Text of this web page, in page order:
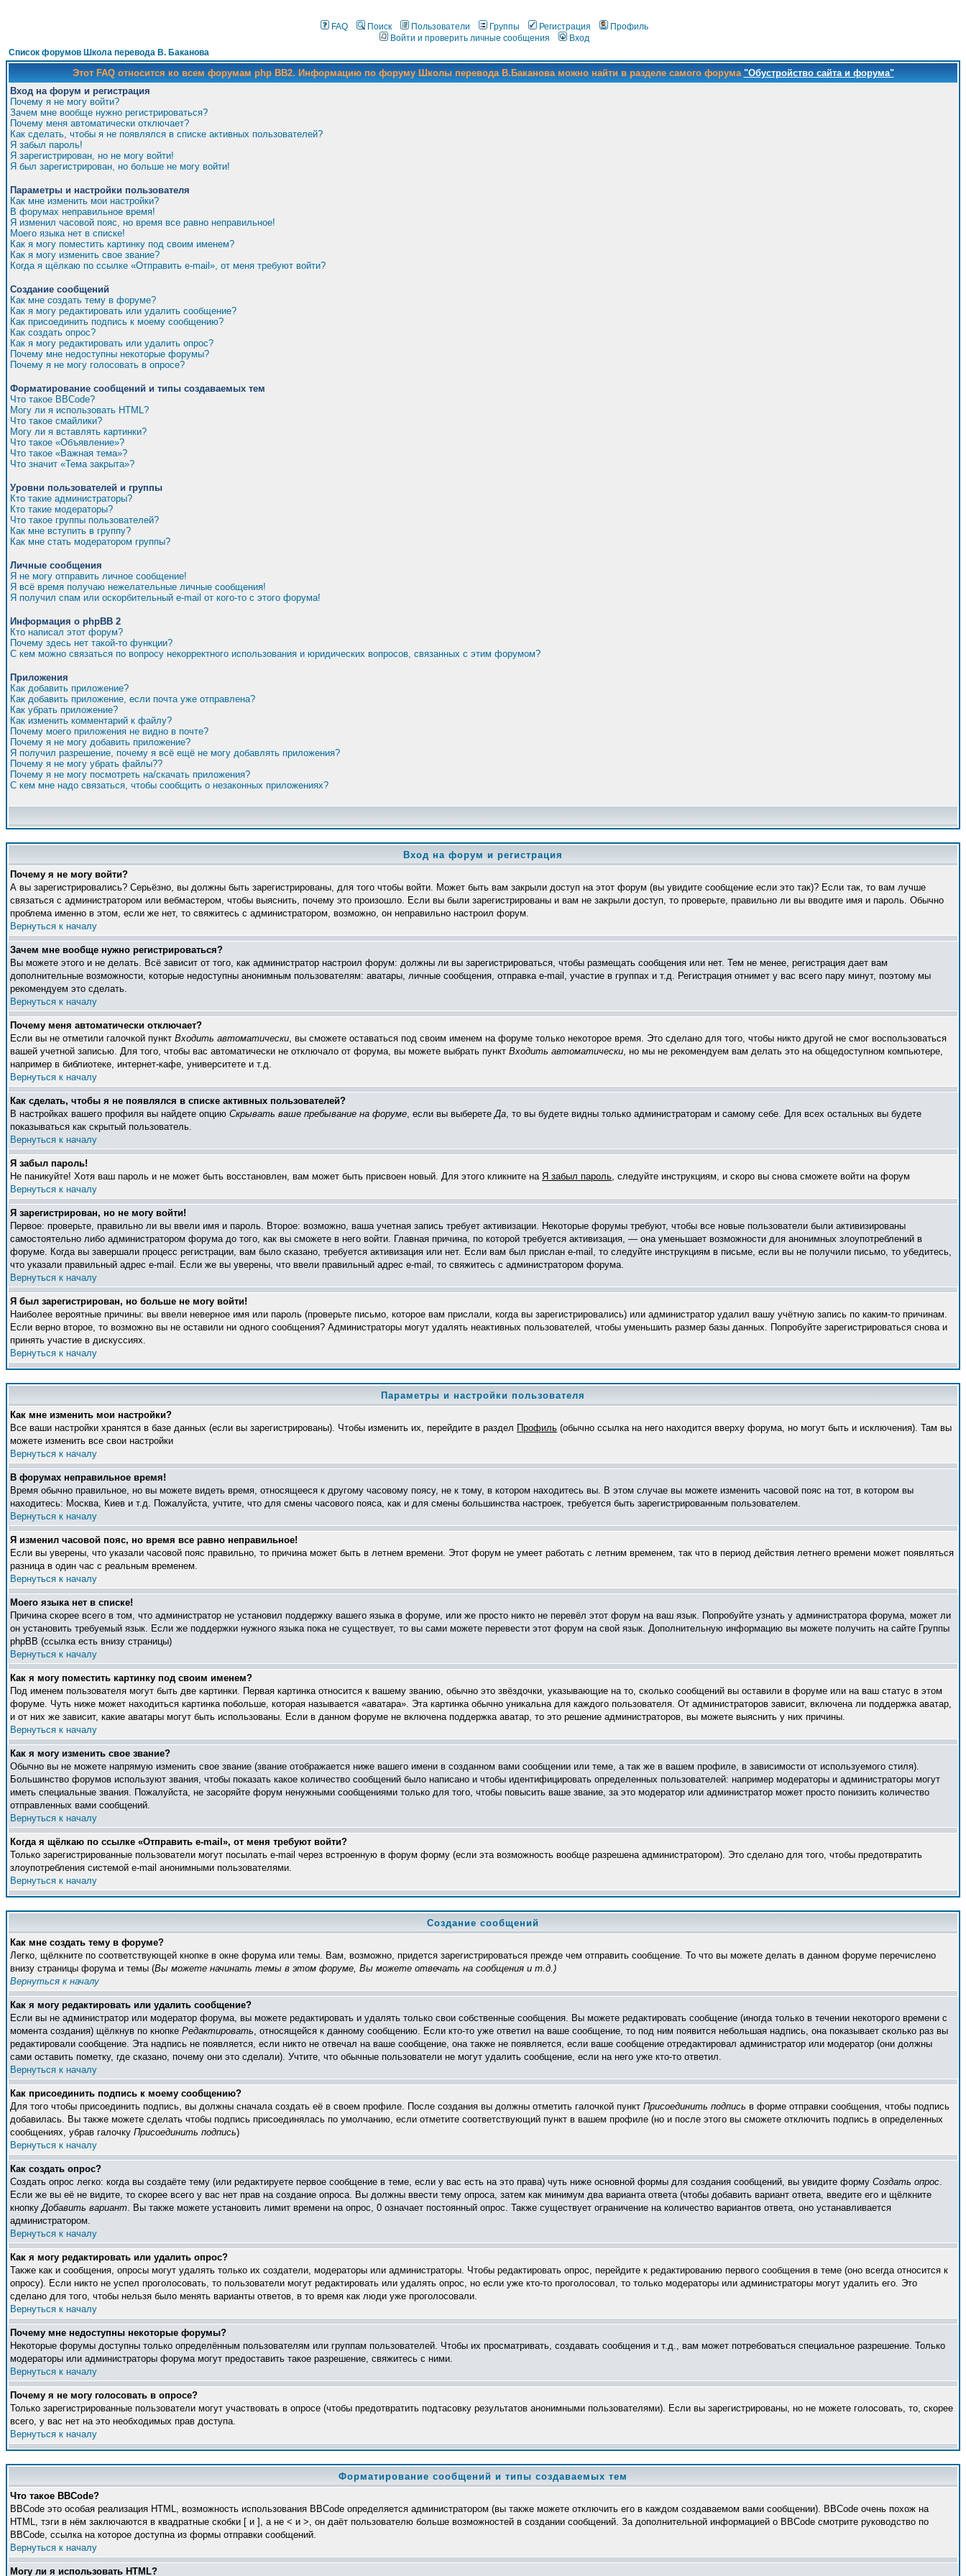
FAQ Поиск Пользователи Группы Регистрация
Профиль
Войти и проверить личные сообщения
Вход
Список форумов Школа перевода В. Баканова
Этот FAQ относится ко всем форумам php BB2. Информацию по форуму Школы перевода В.Баканова можно найти в разделе самого форума "Обустройство сайта и форума"
Вход на форум и регистрация
Почему я не могу войти?
Зачем мне вообще нужно регистрироваться?
Почему меня автоматически отключает?
Как сделать, чтобы я не появлялся в списке активных пользователей?
Я забыл пароль!
Я зарегистрирован, но не могу войти!
Я был зарегистрирован, но больше не могу войти!
Параметры и настройки пользователя
Как мне изменить мои настройки?
В форумах неправильное время!
Я изменил часовой пояс, но время все равно неправильное!
Моего языка нет в списке!
Как я могу поместить картинку под своим именем?
Как я могу изменить свое звание?
Когда я щёлкаю по ссылке «Отправить e-mail», от меня требуют войти?
Создание сообщений
Как мне создать тему в форуме?
Как я могу редактировать или удалить сообщение?
Как присоединить подпись к моему сообщению?
Как создать опрос?
Как я могу редактировать или удалить опрос?
Почему мне недоступны некоторые форумы?
Почему я не могу голосовать в опросе?
Форматирование сообщений и типы создаваемых тем
Что такое BBCode?
Могу ли я использовать HTML?
Что такое смайлики?
Могу ли я вставлять картинки?
Что такое «Объявление»?
Что такое «Важная тема»?
Что значит «Тема закрыта»?
Уровни пользователей и группы
Кто такие администраторы?
Кто такие модераторы?
Что такое группы пользователей?
Как мне вступить в группу?
Как мне стать модератором группы?
Личные сообщения
Я не могу отправить личное сообщение!
Я всё время получаю нежелательные личные сообщения!
Я получил спам или оскорбительный e-mail от кого-то с этого форума!
Информация о phpBB 2
Кто написал этот форум?
Почему здесь нет такой-то функции?
С кем можно связаться по вопросу некорректного использования и юридических вопросов, связанных с этим форумом?
Приложения
Как добавить приложение?
Как добавить приложение, если почта уже отправлена?
Как убрать приложение?
Как изменить комментарий к файлу?
Почему моего приложения не видно в почте?
Почему я не могу добавить приложение?
Я получил разрешение, почему я всё ещё не могу добавлять приложения?
Почему я не могу убрать файлы??
Почему я не могу посмотреть на/скачать приложения?
С кем мне надо связаться, чтобы сообщить о незаконных приложениях?
Вход на форум и регистрация
Почему я не могу войти?
А вы зарегистрировались? Серьёзно, вы должны быть зарегистрированы, для того чтобы войти. Может быть вам закрыли доступ на этот форум (вы увидите сообщение если это так)? Если так, то вам лучше
связаться с администратором или вебмастером, чтобы выяснить, почему это произошло. Если вы были зарегистрированы и вам не закрыли доступ, то проверьте, правильно ли вы вводите имя и пароль. Обычно
проблема именно в этом, если же нет, то свяжитесь с администратором, возможно, он неправильно настроил форум.
Вернуться к началу
Зачем мне вообще нужно регистрироваться?
Вы можете этого и не делать. Всё зависит от того, как администратор настроил форум: должны ли вы зарегистрироваться, чтобы размещать сообщения или нет. Тем не менее, регистрация дает вам
дополнительные возможности, которые недоступны анонимным пользователям: аватары, личные сообщения, отправка e-mail, участие в группах и т.д. Регистрация отнимет у вас всего пару минут, поэтому мы
рекомендуем это сделать.
Вернуться к началу
Почему меня автоматически отключает?
Если вы не отметили галочкой пункт Входить автоматически, вы сможете оставаться под своим именем на форуме только некоторое время. Это сделано для того, чтобы никто другой не смог воспользоваться
вашей учетной записью. Для того, чтобы вас автоматически не отключало от форума, вы можете выбрать пункт Входить автоматически, но мы не рекомендуем вам делать это на общедоступном компьютере,
например в библиотеке, интернет-кафе, университете и т.д.
Вернуться к началу
Как сделать, чтобы я не появлялся в списке активных пользователей?
В настройках вашего профиля вы найдете опцию Скрывать ваше пребывание на форуме, если вы выберетеДа, то вы будете видны только администраторам и самому себе. Для всех остальных вы будете
показываться как скрытый пользователь.
Вернуться к началу
Я забыл пароль!
Не паникуйте! Хотя ваш пароль и не может быть восстановлен, вам может быть присвоен новый. Для этого кликните на Я забыл пароль, следуйте инструкциям, и скоро вы снова сможете войти на форум
Вернуться к началу
Я зарегистрирован, но не могу войти!
Первое: проверьте, правильно ли вы ввели имя и пароль. Второе: возможно, ваша учетная запись требует активизации. Некоторые форумы требуют, чтобы все новые пользователи были активизированы
самостоятельно либо администратором форума до того, как вы сможете в него войти. Главная причина, по которой требуется активизация, — она уменьшает возможности для анонимных злоупотреблений в
форуме. Когда вы завершали процесс регистрации, вам было сказано, требуется активизация или нет. Если вам был прислан e-mail, то следуйте инструкциям в письме, если вы не получили письмо, то убедитесь,
что указали правильный адрес e-mail. Если же вы уверены, что ввели правильный адрес e-mail, то свяжитесь с администратором форума.
Вернуться к началу
Я был зарегистрирован, но больше не могу войти!
Наиболее вероятные причины: вы ввели неверное имя или пароль (проверьте письмо, которое вам прислали, когда вы зарегистрировались) или администратор удалил вашу учётную запись по каким-то причинам.
Если верно второе, то возможно вы не оставили ни одного сообщения? Администраторы могут удалять неактивных пользователей, чтобы уменьшить размер базы данных. Попробуйте зарегистрироваться снова и
принять участие в дискуссиях.
Вернуться к началу
Параметры и настройки пользователя
Как мне изменить мои настройки?
Все ваши настройки хранятся в базе данных (если вы зарегистрированы). Чтобы изменить их, перейдите в раздел Профиль (обычно ссылка на него находится вверху форума, но могут быть и исключения). Там вы
можете изменить все свои настройки
Вернуться к началу
В форумах неправильное время!
Время обычно правильное, но вы можете видеть время, относящееся к другому часовому поясу, не к тому, в котором находитесь вы. В этом случае вы можете изменить часовой пояс на тот, в котором вы
находитесь: Москва, Киев и т.д. Пожалуйста, учтите, что для смены часового пояса, как и для смены большинства настроек, требуется быть зарегистрированным пользователем.
Вернуться к началу
Я изменил часовой пояс, но время все равно неправильное!
Если вы уверены, что указали часовой пояс правильно, то причина может быть в летнем времени. Этот форум не умеет работать с летним временем, так что в период действия летнего времени может появляться
разница в один час с реальным временем.
Вернуться к началу
Моего языка нет в списке!
Причина скорее всего в том, что администратор не установил поддержку вашего языка в форуме, или же просто никто не перевёл этот форум на ваш язык. Попробуйте узнать у администратора форума, может ли
он установить требуемый язык. Если же поддержки нужного языка пока не существует, то вы сами можете перевести этот форум на свой язык. Дополнительную информацию вы можете получить на сайте Группы
phpBB (ссылка есть внизу страницы)
Вернуться к началу
Как я могу поместить картинку под своим именем?
Под именем пользователя могут быть две картинки. Первая картинка относится к вашему званию, обычно это звёздочки, указывающие на то, сколько сообщений вы оставили в форуме или на ваш статус в этом
форуме. Чуть ниже может находиться картинка побольше, которая называется «аватара». Эта картинка обычно уникальна для каждого пользователя. От администраторов зависит, включена ли поддержка аватар,
и от них же зависит, какие аватары могут быть использованы. Если в данном форуме не включена поддержка аватар, то это решение администраторов, вы можете выяснить у них причины.
Вернуться к началу
Как я могу изменить свое звание?
Обычно вы не можете напрямую изменить свое звание (звание отображается ниже вашего имени в созданном вами сообщении или теме, а так же в вашем профиле, в зависимости от используемого стиля).
Большинство форумов используют звания, чтобы показать какое количество сообщений было написано и чтобы идентифицировать определенных пользователей: например модераторы и администраторы могут
иметь специальные звания. Пожалуйста, не засоряйте форум ненужными сообщениями только для того, чтобы повысить ваше звание, за это модератор или администратор может просто понизить количество
отправленных вами сообщений.
Вернуться к началу
Когда я щёлкаю по ссылке «Отправить e-mail», от меня требуют войти?
Только зарегистрированные пользователи могут посылать e-mail через встроенную в форум форму (если эта возможность вообще разрешена администратором). Это сделано для того, чтобы предотвратить
злоупотребления системой e-mail анонимными пользователями.
Вернуться к началу
Создание сообщений
Как мне создать тему в форуме?
Легко, щёлкните по соответствующей кнопке в окне форума или темы. Вам, возможно, придется зарегистрироваться прежде чем отправить сообщение. То что вы можете делать в данном форуме перечислено
внизу страницы форума и темы (Вы можете начинать темы в этом форуме, Вы можете отвечать на сообщения и т.д. )
Вернуться к началу
Как я могу редактировать или удалить сообщение?
Если вы не администратор или модератор форума, вы можете редактировать и удалять только свои собственные сообщения. Вы можете редактировать сообщение (иногда только в течении некоторого времени с
момента создания) щёлкнув по кнопке Редактировать, относящейся к данному сообщению. Если кто-то уже ответил на ваше сообщение, то под ним появится небольшая надпись, она показывает сколько раз вы
редактировали сообщение. Эта надпись не появляется, если никто не отвечал на ваше сообщение, она также не появляется, если ваше сообщение отредактировал администратор или модератор (они должны
сами оставить пометку, где сказано, почему они это сделали). Учтите, что обычные пользователи не могут удалить сообщение, если на него уже кто-то ответил.
Вернуться к началу
Как присоединить подпись к моему сообщению?
Для того чтобы присоединить подпись, вы должны сначала создать её в своем профиле. После создания вы должны отметить галочкой пункт Присоединить подпись в форме отправки сообщения, чтобы подпись
добавилась. Вы также можете сделать чтобы подпись присоединялась по умолчанию, если отметите соответствующий пункт в вашем профиле (но и после этого вы сможете отключить подпись в определенных
сообщениях, убрав галочку Присоединить подпись)
Вернуться к началу
Как создать опрос?
Создать опрос легко: когда вы создаёте тему (или редактируете первое сообщение в теме, если у вас есть на это права) чуть ниже основной формы для создания сообщений, вы увидите форму Создать опрос.
Если же вы её не видите, то скорее всего у вас нет прав на создание опроса. Вы должны ввести тему опроса, затем как минимум два варианта ответа (чтобы добавить вариант ответа, введите его и щёлкните
кнопкуДобавить вариант. Вы также можете установить лимит времени на опрос, 0 означает постоянный опрос. Также существует ограничение на количество вариантов ответа, оно устанавливается
администратором.
Вернуться к началу
Как я могу редактировать или удалить опрос?
Также как и сообщения, опросы могут удалять только их создатели, модераторы или администраторы. Чтобы редактировать опрос, перейдите к редактированию первого сообщения в теме (оно всегда относится к
опросу). Если никто не успел проголосовать, то пользователи могут редактировать или удалять опрос, но если уже кто-то проголосовал, то только модераторы или администраторы могут удалить его. Это
сделано для того, чтобы нельзя было менять варианты ответов, в то время как люди уже проголосовали.
Вернуться к началу
Почему мне недоступны некоторые форумы?
Некоторые форумы доступны только определённым пользователям или группам пользователей. Чтобы их просматривать, создавать сообщения и т.д., вам может потребоваться специальное разрешение. Только
модераторы или администраторы форума могут предоставить такое разрешение, свяжитесь с ними.
Вернуться к началу
Почему я не могу голосовать в опросе?
Только зарегистрированные пользователи могут участвовать в опросе (чтобы предотвратить подтасовку результатов анонимными пользователями). Если вы зарегистрированы, но не можете голосовать, то, скорее
всего, у вас нет на это необходимых прав доступа.
Вернуться к началу
Форматирование сообщений и типы создаваемых тем
Что такое BBCode?
BBCode это особая реализация HTML, возможность использования BBCode определяется администратором (вы также можете отключить его в каждом создаваемом вами сообщении). BBCode очень похож на
HTML, тэги в нём заключаются в квадратные скобки [ и ], а не < и >, он даёт пользователю больше возможностей в создании сообщений. За дополнительной информацией о BBCode смотрите руководство по
BBCode, ссылка на которое доступна из формы отправки сообщений.
Вернуться к началу
Могу ли я использовать HTML?